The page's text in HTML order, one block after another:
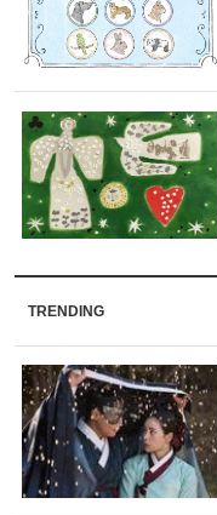
TRENDING